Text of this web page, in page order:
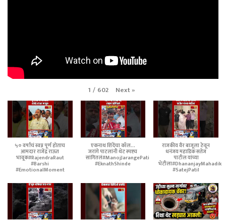
1 / 602 Next»
५० वर्षांचं स्वप्न पूर्ण होताच
आमदार राजेंद्र राऊत
भावूक#RajendraRaut
#Barshi
#EmotionalMoment
एकनाथ शिंदेंचा कॉल...
जरांगे पाटलांनी थेट स्पष्टच
सांगितलं#ManojJarangePatil
#EknathShinde
राजकीय वैर बाजूला ठेवून
धनंजय महाडिक सतेज
पाटील यांच्या
भेटीला#DhananjayMahadik
#SatejPatil